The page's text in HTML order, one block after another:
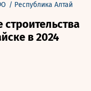
/ Республика Алтай
в 2024